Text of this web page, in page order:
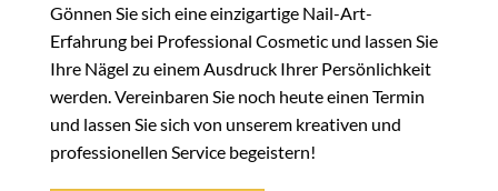
Gönnen Sie sich eine einzigartige Nail-Art-
Erfahrung bei Professional Cosmetic und lassen Sie
Ihre Nägel zu einem Ausdruck Ihrer Persönlichkeit
werden. Vereinbaren Sie noch heute einen Termin
und lassen Sie sich von unserem kreativen und
professionellen Service begeistern!